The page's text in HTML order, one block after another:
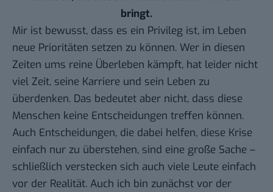
bringt.
Mir ist bewusst, dass es ein Privileg ist, im Leben
neue Prioritäten setzen zu können. Wer in diesen
Zeiten ums reine Überleben kämpft, hat leider nicht
viel Zeit, seine Karriere und sein Leben zu
überdenken. Das bedeutet aber nicht, dass diese
Menschen keine Entscheidungen treffen können.
Auch Entscheidungen, die dabei helfen, diese Krise
einfach nur zu überstehen, sind eine große Sache –
schließlich verstecken sich auch viele Leute einfach
vor der Realität. Auch ich bin zunächst vor der